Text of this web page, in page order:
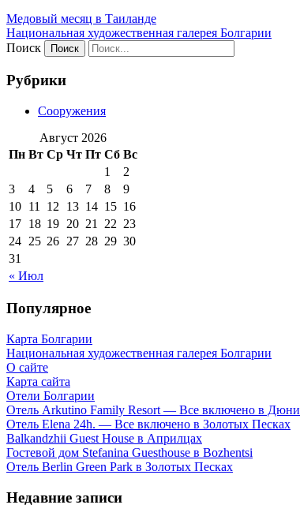
Медовый месяц в Таиланде
Национальная художественная галерея Болгарии
Поиск
Рубрики
Сооружения
Август 2026
Пн Вт Ср Чт Пт Сб Вс
« Июл
1
2
3
4 5 6 7 8
9
10 11 12 13 14 15 16
17 18 19 20 21 22 23
24 25 26 27 28 29 30
31
Популярное
Карта Болгарии
Национальная художественная галерея Болгарии
О сайте
Карта сайта
Отели Болгарии
Отель Arkutino Family Resort — Все включено в Дюни
Отель Elena 24h. — Все включено в Золотых Песках
Balkandzhii Guest House в Априлцах
Гостевой дом Stefanina Guesthouse в Bozhentsi
Отель Berlin Green Park в Золотых Песках
Недавние записи